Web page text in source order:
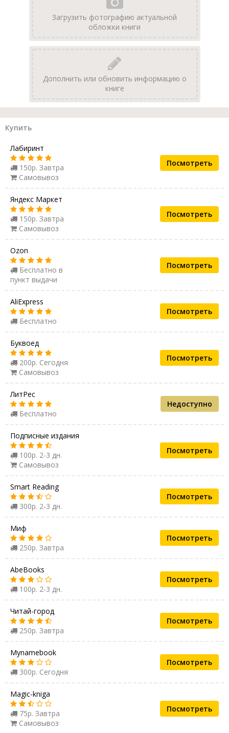
Загрузить фотографию актуальной
обложки книги
Дополнить или обновить информацию о
книге
Купить
Лабиринт
150р. Завтра
Самовывоз
Посмотреть
Яндекс Маркет
150р. Завтра
Самовывоз
Посмотреть
Ozon
Бесплатно в
пункт выдачи
Посмотреть
AliExpress
Бесплатно
Посмотреть
Буквоед
200р. Сегодня
Самовывоз
Посмотреть
ЛитРес
Бесплатно
Недоступно
Подписные издания
100р. 2-3 дн.
Самовывоз
Посмотреть
Smart Reading
300р. 2-3 дн.
Посмотреть
Миф
250р. Завтра
Посмотреть
AbeBooks
100р. 2-3 дн.
Посмотреть
Читай-город
250р. Завтра
Посмотреть
Mynamebook
300р. Сегодня
Посмотреть
Magic-kniga
75р. Завтра
Самовывоз
Посмотреть